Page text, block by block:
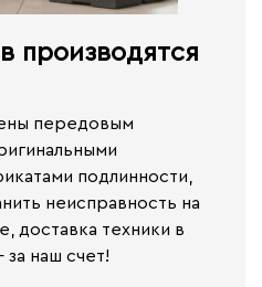
производятся
передовым
подлинности,
неисправность на
доставка техники в
наш счет!